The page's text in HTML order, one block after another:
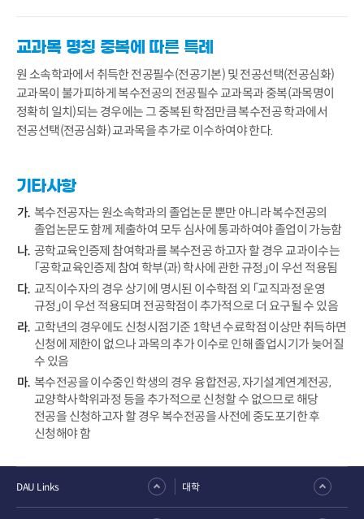
교과목 명칭 중복에 따른 특례
원 소속학과에서 취득한 전공필수(전공기본) 및 전공선택(전공심화)
교과목이 불가피하게 복수전공의 전공필수 교과목과 중복(과목명이
정확히 일치)되는 경우에는 그 중복된 학점만큼 복수전공 학과에서
전공선택(전공심화) 교과목을 추가로 이수하여야 한다.
기타사항
복수전공자는 원소속학과의 졸업논문 뿐만 아니라 복수전공의
졸업논문도 함께 제출하여 모두 심사에 통과하여야 졸업이 가능함
공학교육인증제 참여학과를 복수전공 하고자 할 경우 교과이수는
「공학교육인증제 참여 학부(과) 학사에 관한 규정」이 우선 적용됨
교직이수자의 경우 상기에 명시된 이수학점 외 「교직과정 운영
규정」이 우선 적용되며 전공학점이 추가적으로 더 요구될 수 있음
고학년의 경우에도 신청시점기준 1학년 수료학점 이상만 취득하면
신청에 제한이 없으나 과목의 추가 이수로 인해 졸업시기가 늦어질
수 있음
복수전공을 이수중인 학생의 경우 융합전공, 자기설계연계전공,
교양학사학위과정 등을 추가적으로 신청할 수 없으므로 해당
전공을 신청하고자 할 경우 복수전공을 사전에 중도포기한 후
신청해야 함
DAU Links 대학